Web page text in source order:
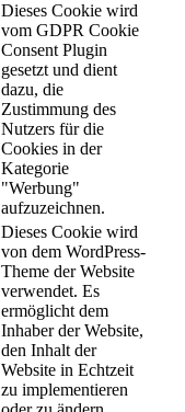
Dieses Cookie wird
vom GDPR Cookie
Consent Plugin
gesetzt und dient
dazu, die
Zustimmung des
Nutzers für die
Cookies in der
Kategorie
"Werbung"
aufzuzeichnen.
Dieses Cookie wird
von dem WordPress-
Theme der Website
verwendet. Es
ermöglicht dem
Inhaber der Website,
den Inhalt der
Website in Echtzeit
zu implementieren